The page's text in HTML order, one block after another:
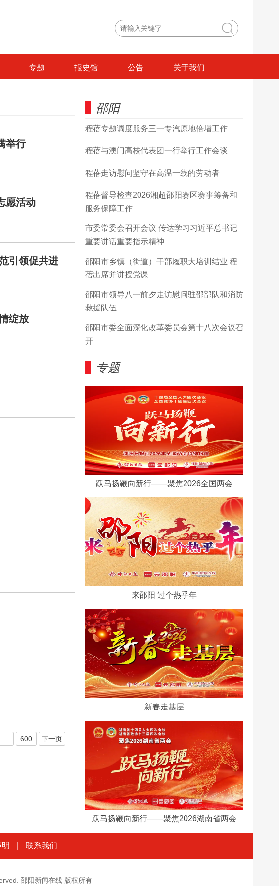
专题 报史馆 公告 关于我们
举行
愿活动
引领促共进
绽放
600 下一页
邵阳
程蓓专题调度服务三一专汽原地倍增工作
程蓓与澳门高校代表团一行举行工作会谈
程蓓走访慰问坚守在高温一线的劳动者
程蓓督导检查2026湘超邵阳赛区赛事筹备和
服务保障工作
市委常委会召开会议 传达学习习近平总书记
重要讲话重要指示精神
邵阳市乡镇（街道）干部履职大培训结业 程
蓓出席并讲授党课
邵阳市领导八一前夕走访慰问驻邵部队和消防
救援队伍
邵阳市委全面深化改革委员会第十八次会议召
开
专题
跃马扬鞭向新行——聚焦2026全国两会
来邵阳 过个热乎年
新春走基层
跃马扬鞭向新行​——聚焦2026湖南省两会
明 联系我们
邵阳新闻在线 版权所有